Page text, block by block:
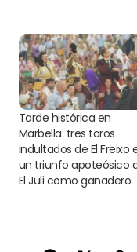
Tarde histórica en
Marbella: tres toros
indultados de El Freixo
un triunfo apoteósico
El Juli como ganadero